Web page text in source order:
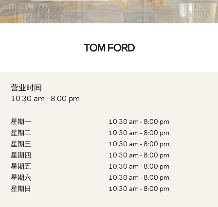
营业时间
10:30 am - 8:00 pm
星期一
10:30 am - 8:00 pm
星期二
10:30 am - 8:00 pm
星期三
10:30 am - 8:00 pm
星期四
10:30 am - 8:00 pm
星期五
10:30 am - 8:00 pm
星期六
10:30 am - 8:00 pm
星期日
10:30 am - 8:00 pm